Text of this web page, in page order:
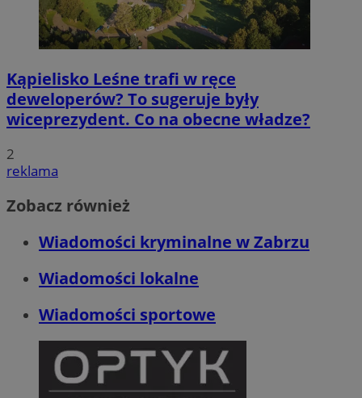
Kąpielisko Leśne trafi w ręce
deweloperów? To sugeruje były
wiceprezydent. Co na obecne władze?
2
reklama
Zobacz również
Wiadomości kryminalne w Zabrzu
Wiadomości lokalne
Wiadomości sportowe